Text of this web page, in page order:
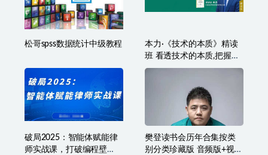
松哥spss数据统计中级教程
本力·《技术的本质》精读
班 看透技术的本质,把握投
资的方向
破局2025：智能体赋能律
师实战课，打破编程壁
樊登读书会历年合集按类
别分类珍藏版 音频版+视频